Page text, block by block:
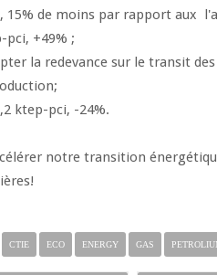
15% de moins par rapport aux
pci, +49% ;
la redevance sur le transit
ktep-pci, -24%.
notre transition
CTIE ECO ENERGY GAS